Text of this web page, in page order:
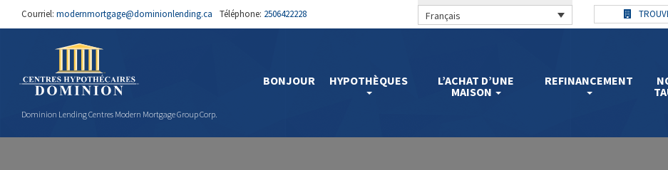
Courriel: modernmortgage@dominionlending.ca Téléphone: 2506422228 Français
Dominion Lending Centres Modern Mortgage Group Corp.
BONJOUR HYPOTHÈQUES
L’ACHAT D’UNE
MAISON
REFINANCEMENT